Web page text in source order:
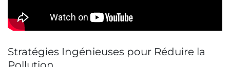
Stratégies Ingénieuses pour Réduire la